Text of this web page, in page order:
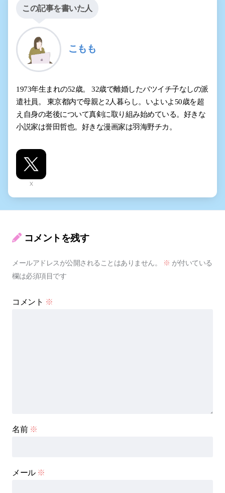
この記事を書いた人
こもも
1973年生まれの52歳。 32歳で離婚したバツイチ子なしの派
遣社員。 東京都内で母親と2人暮らし。いよいよ50歳を超
え自身の老後について真剣に取り組み始めている。好きな
小説家は誉田哲也。好きな漫画家は羽海野チカ。
X
コメントを残す
メールアドレスが公開されることはありません。 ※ が付いている
欄は必須項目です
コメント ※
名前 ※
メール ※